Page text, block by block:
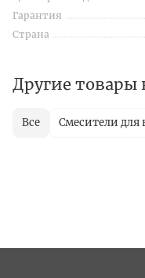
Гарантия
Страна
Другие товары
Все Смесители для